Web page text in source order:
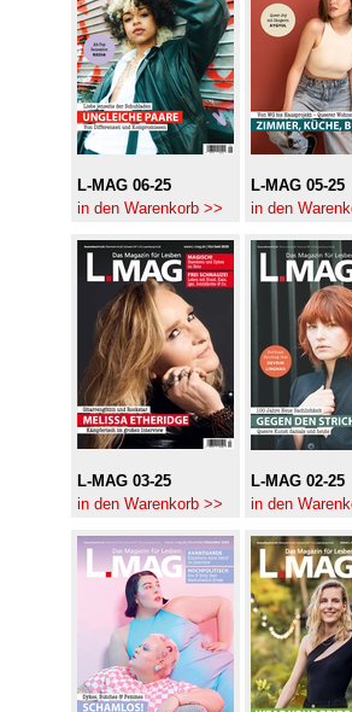
L-MAG 06-25
in den Warenkorb >>
L-MAG 05-25
in den
L-MAG 03-25
in den Warenkorb >>
L-MAG 02-25
in den